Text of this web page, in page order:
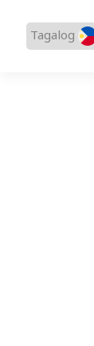
Tagalog